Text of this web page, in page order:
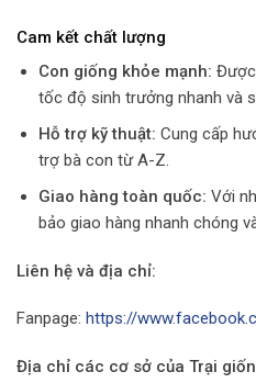
Cam kết chất lượng
Con giống khỏe mạnh: Được
tốc độ sinh trưởng nhanh và
Hỗ trợ kỹ thuật: Cung cấp
trợ bà con từ A-Z.
Giao hàng toàn quốc: Với
bảo giao hàng nhanh chóng
Liên hệ và địa chỉ:
Fanpage: https://
Địa chỉ các cơ sở của Trại